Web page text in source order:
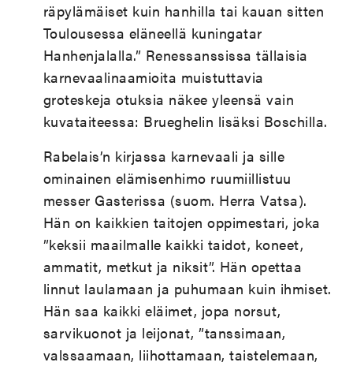
räpylämäiset kuin hanhilla tai kauan sitten
Toulousessa eläneellä kuningatar
Hanhenjalalla.” Renessanssissa tällaisia
karnevaalinaamioita muistuttavia
groteskeja otuksia näkee yleensä vain
kuvataiteessa: Brueghelin lisäksi Boschilla.
Rabelais’n kirjassa karnevaali ja sille
ominainen elämisenhimo ruumiillistuu
messer Gasterissa (suom. Herra Vatsa).
Hän on kaikkien taitojen oppimestari, joka
”keksii maailmalle kaikki taidot, koneet,
ammatit, metkut ja niksit”. Hän opettaa
linnut laulamaan ja puhumaan kuin ihmiset.
Hän saa kaikki eläimet, jopa norsut,
sarvikuonot ja leijonat, ”tanssimaan,
valssaamaan, liihottamaan, taistelemaan,